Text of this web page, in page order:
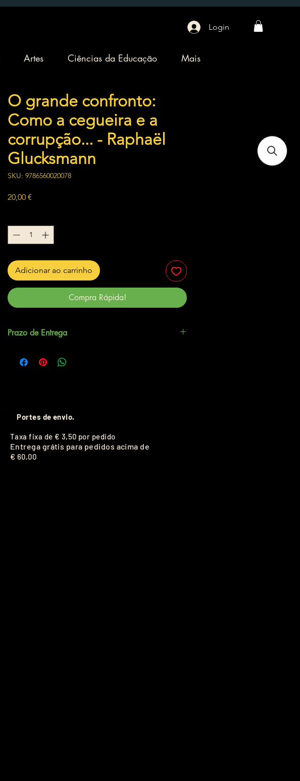
Login
Artes Ciências da Educação Mais
O grande confronto:
Como a cegueira e a
corrupção... - Raphaël
Glucksmann
SKU: 9786560020078
20,00 €
Adicionar ao carrinho
Compra Rápida!
Prazo de Entrega
Portes de envio.
Taxa fixa de € 3,50 por pedido
Entrega grátis para pedidos acima de
€ 60,00